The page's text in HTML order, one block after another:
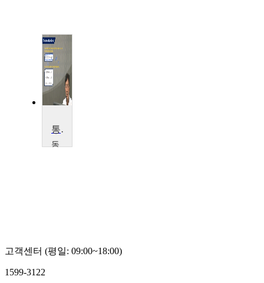
통신이론
동
고객센터 (평일: 09:00~18:00)
1599-3122